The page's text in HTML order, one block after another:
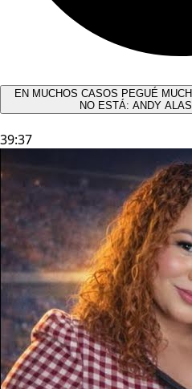
EN MUCHOS CASOS PEGUÉ
NO ESTÁ: ANDY
39:37